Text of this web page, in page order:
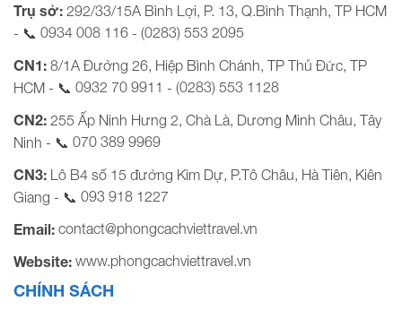
Trụ sở: 292/33/15A Bình Lợi, P. 13, Q.Bình Thạnh, TP HCM
- 📞 0934 008 116 - (0283) 553 2095
CN1: 8/1A Đường 26, Hiệp Bình Chánh, TP Thủ Đức, TP
HCM - 📞 0932 70 9911 - (0283) 553 1128
CN2: 255 Ấp Ninh Hưng 2, Chà Là, Dương Minh Châu, Tây
Ninh - 📞 070 389 9969
CN3: Lô B4 số 15 đường Kim Dự, P.Tô Châu, Hà Tiên, Kiên
Giang - 📞 093 918 1227
Email: contact@phongcachviettravel.vn
Website: www.phongcachviettravel.vn
CHÍNH SÁCH